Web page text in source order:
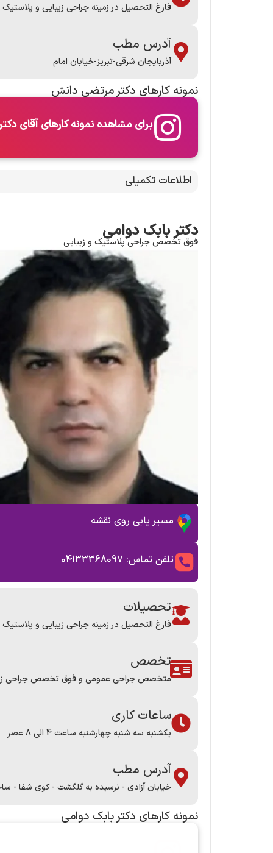
فارغ التحصیل در زمینه جراحی زیبایی و پلاستیک
آدرس مطب
آذربایجان شرقی-تبریز-خیابان امام
نمونه کارها​ی دکتر مرتضی دانش
برای مشاهده نمونه کارهای آقای
اطلاعات تکمیلی
دکتر بابک دوامی
فوق تخصص جراحی پلاستیک و زیبایی
مسیر یابی روی نقشه
تلفن تماس: 04133368097
تحصیلات
فارغ التحصیل در زمینه جراحی زیبایی و پلاستیک در
تخصص
متخصص جراحی عمومی و فوق تخصص جراحی
ساعات کاری
یکشنبه سه شنبه چهارشنبه ساعت 4 الی 8 عصر
آدرس مطب
خیابان آزادی - نرسیده به گلگشت - کوی شفا -
نمونه کارها​ی دکتر بابک دوامی